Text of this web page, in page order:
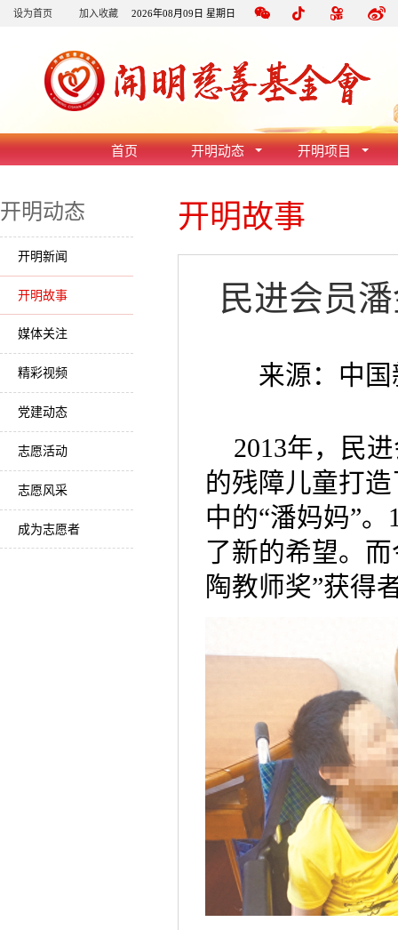
设为首页 加入收藏 2026年08月09日 星期日
首页 开明动态 开明项目
开明动态
开明新闻
开明故事
媒体关注
精彩视频
党建动态
志愿活动
志愿风采
成为志愿者
开明故事
民进会员
来源：中
2013年，民
的残障儿童打
中的“潘妈妈”
了新的希望。
陶教师奖”获得